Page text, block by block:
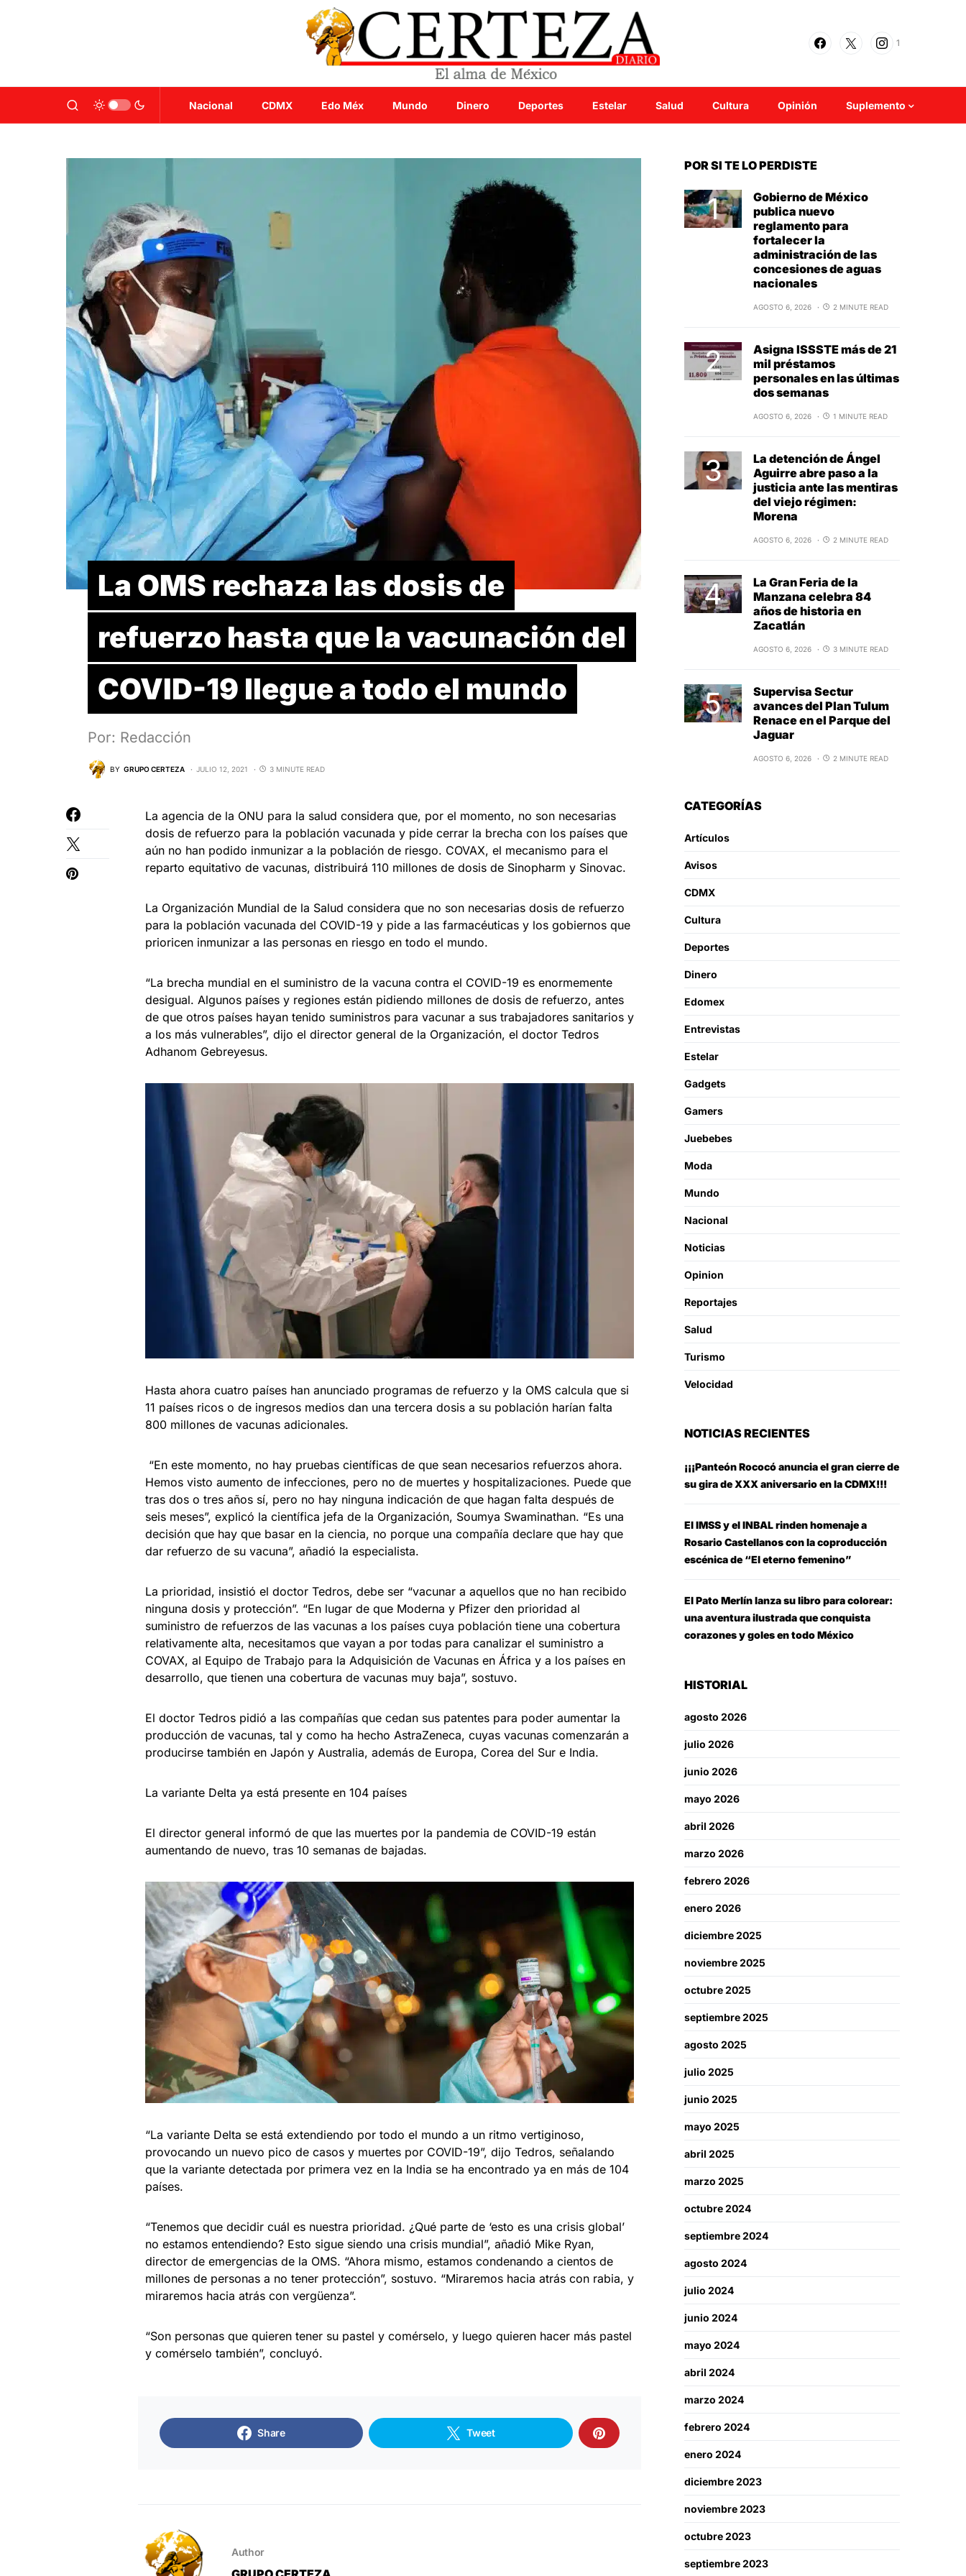
1
Nacional CDMX Edo Méx Mundo Dinero Deportes Estelar Salud Cultura Opinión Suplemento
La OMS rechaza las dosis de
refuerzo hasta que la vacunación del
COVID-19 llegue a todo el mundo
Por: Redacción
BY GRUPO CERTEZA JULIO 12, 2021 3 MINUTE READ
La agencia de la ONU para la salud considera que, por el momento, no son necesarias
dosis de refuerzo para la población vacunada y pide cerrar la brecha con los países que
aún no han podido inmunizar a la población de riesgo. COVAX, el mecanismo para el
reparto equitativo de vacunas, distribuirá 110 millones de dosis de Sinopharm y Sinovac.
La Organización Mundial de la Salud considera que no son necesarias dosis de refuerzo
para la población vacunada del COVID-19 y pide a las farmacéuticas y los gobiernos que
prioricen inmunizar a las personas en riesgo en todo el mundo.
“La brecha mundial en el suministro de la vacuna contra el COVID-19 es enormemente
desigual. Algunos países y regiones están pidiendo millones de dosis de refuerzo, antes
de que otros países hayan tenido suministros para vacunar a sus trabajadores sanitarios y
a los más vulnerables”, dijo el director general de la Organización, el doctor Tedros
Adhanom Gebreyesus.
Hasta ahora cuatro países han anunciado programas de refuerzo y la OMS calcula que si
11 países ricos o de ingresos medios dan una tercera dosis a su población harían falta
800 millones de vacunas adicionales.
“En este momento, no hay pruebas científicas de que sean necesarios refuerzos ahora.
Hemos visto aumento de infecciones, pero no de muertes y hospitalizaciones. Puede que
tras dos o tres años sí, pero no hay ninguna indicación de que hagan falta después de
seis meses”, explicó la científica jefa de la Organización, Soumya Swaminathan. “Es una
decisión que hay que basar en la ciencia, no porque una compañía declare que hay que
dar refuerzo de su vacuna”, añadió la especialista.
La prioridad, insistió el doctor Tedros, debe ser “vacunar a aquellos que no han recibido
ninguna dosis y protección”. “En lugar de que Moderna y Pfizer den prioridad al
suministro de refuerzos de las vacunas a los países cuya población tiene una cobertura
relativamente alta, necesitamos que vayan a por todas para canalizar el suministro a
COVAX, al Equipo de Trabajo para la Adquisición de Vacunas en África y a los países en
desarrollo, que tienen una cobertura de vacunas muy baja”, sostuvo.
El doctor Tedros pidió a las compañías que cedan sus patentes para poder aumentar la
producción de vacunas, tal y como ha hecho AstraZeneca, cuyas vacunas comenzarán a
producirse también en Japón y Australia, además de Europa, Corea del Sur e India.
La variante Delta ya está presente en 104 países
El director general informó de que las muertes por la pandemia de COVID-19 están
aumentando de nuevo, tras 10 semanas de bajadas.
“La variante Delta se está extendiendo por todo el mundo a un ritmo vertiginoso,
provocando un nuevo pico de casos y muertes por COVID-19”, dijo Tedros, señalando
que la variante detectada por primera vez en la India se ha encontrado ya en más de 104
países.
“Tenemos que decidir cuál es nuestra prioridad. ¿Qué parte de ‘esto es una crisis global’
no estamos entendiendo? Esto sigue siendo una crisis mundial”, añadió Mike Ryan,
director de emergencias de la OMS. “Ahora mismo, estamos condenando a cientos de
millones de personas a no tener protección”, sostuvo. “Miraremos hacia atrás con rabia, y
miraremos hacia atrás con vergüenza”.
“Son personas que quieren tener su pastel y comérselo, y luego quieren hacer más pastel
y comérselo también”, concluyó.
Share Tweet
Author
POR SI TE LO PERDISTE
Gobierno de México
publica nuevo
reglamento para
fortalecer la
administración de las
concesiones de aguas
nacionales
AGOSTO 6, 2026 2 MINUTE READ
Asigna ISSSTE más de 21
mil préstamos
personales en las últimas
dos semanas
AGOSTO 6, 2026 1 MINUTE READ
La detención de Ángel
Aguirre abre paso a la
justicia ante las mentiras
del viejo régimen:
Morena
AGOSTO 6, 2026 2 MINUTE READ
La Gran Feria de la
Manzana celebra 84
años de historia en
Zacatlán
AGOSTO 6, 2026 3 MINUTE READ
Supervisa Sectur
avances del Plan Tulum
Renace en el Parque del
Jaguar
AGOSTO 6, 2026 2 MINUTE READ
CATEGORÍAS
Artículos
Avisos
CDMX
Cultura
Deportes
Dinero
Edomex
Entrevistas
Estelar
Gadgets
Gamers
Juebebes
Moda
Mundo
Nacional
Noticias
Opinion
Reportajes
Salud
Turismo
Velocidad
NOTICIAS RECIENTES
¡¡¡Panteón Rococó anuncia el gran cierre de
su gira de XXX aniversario en la CDMX!!!
El IMSS y el INBAL rinden homenaje a
Rosario Castellanos con la coproducción
escénica de “El eterno femenino”
El Pato Merlín lanza su libro para colorear:
una aventura ilustrada que conquista
corazones y goles en todo México
HISTORIAL
agosto 2026
julio 2026
junio 2026
mayo 2026
abril 2026
marzo 2026
febrero 2026
enero 2026
diciembre 2025
noviembre 2025
octubre 2025
septiembre 2025
agosto 2025
julio 2025
junio 2025
mayo 2025
abril 2025
marzo 2025
octubre 2024
septiembre 2024
agosto 2024
julio 2024
junio 2024
mayo 2024
abril 2024
marzo 2024
febrero 2024
enero 2024
diciembre 2023
noviembre 2023
octubre 2023
septiembre 2023